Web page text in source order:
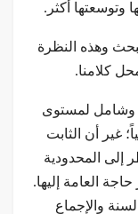
وتوسعتها أكثر.
وهذه النظرة
كلامنا.
وشامل لمستوى
غير أن الثابت
إلى المحدودية
العامة إليها.
والإجماع